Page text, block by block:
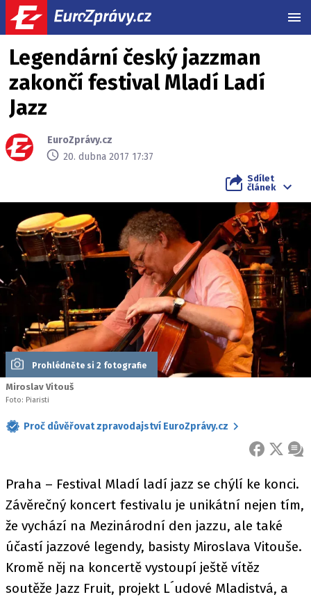
Legendární český jazzman
zakončí festival Mladí Ladí
Jazz
EuroZprávy.cz
20. dubna 2017 17:37
Sdílet
článek
Prohlédněte si 2 fotografie
Miroslav Vitouš
Foto: Piaristi
Proč důvěřovat zpravodajství EuroZprávy.cz
FACEBOOK
X
Praha – Festival Mladí ladí jazz se chýlí ke konci.
Závěrečný koncert festivalu je unikátní nejen tím,
že vychází na Mezinárodní den jazzu, ale také
účastí jazzové legendy, basisty Miroslava Vitouše.
Kromě něj na koncertě vystoupí ještě vítěz
soutěže Jazz Fruit, projekt L´udové Mladistvá, a